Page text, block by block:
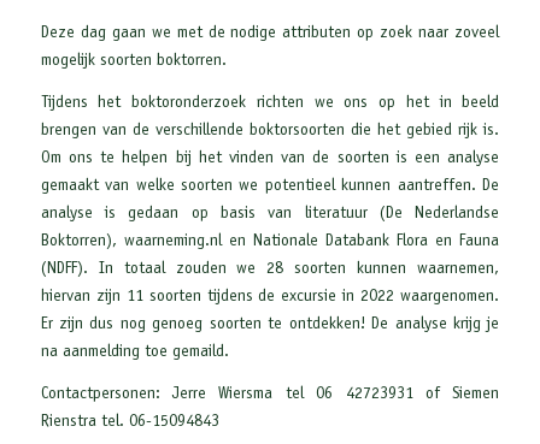
Deze dag gaan we met de nodige attributen op zoek naar zoveel
mogelijk soorten boktorren.
Tijdens het boktoronderzoek richten we ons op het in beeld
brengen van de verschillende boktorsoorten die het gebied rijk is.
Om ons te helpen bij het vinden van de soorten is een analyse
gemaakt van welke soorten we potentieel kunnen aantreffen. De
analyse is gedaan op basis van literatuur (De Nederlandse
Boktorren), waarneming.nl en Nationale Databank Flora en Fauna
(NDFF). In totaal zouden we 28 soorten kunnen waarnemen,
hiervan zijn 11 soorten tijdens de excursie in 2022 waargenomen.
Er zijn dus nog genoeg soorten te ontdekken! De analyse krijg je
na aanmelding toe gemaild.
Contactpersonen: Jerre Wiersma tel 06 42723931 of Siemen
Rienstra tel. 06-15094843